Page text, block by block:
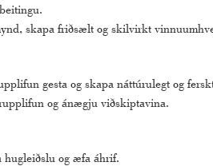
skapa friðsælt og skilvirkt
gesta og skapa náttúrulegt og
og ánægju viðskiptavina.
hugleiðslu og æfa áhrif.